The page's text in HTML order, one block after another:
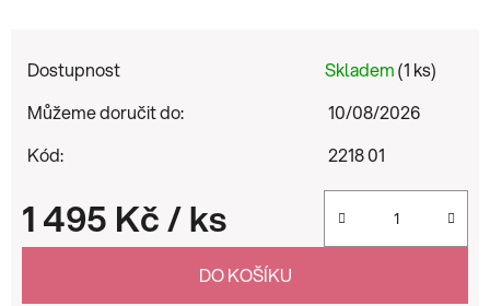
Dostupnost Skladem(1 ks)
Můžeme doručit do:
10/08/2026
Kód:
2218 01
1 495 Kč/ ks
Měrná cena:
DO KOŠÍKU